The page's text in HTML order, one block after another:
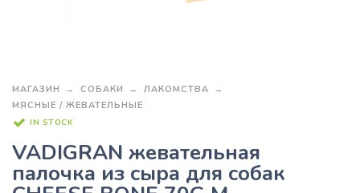
МАГАЗИН СОБАКИ
ЛАКОМСТВА
МЯСНЫЕ / ЖЕВАТЕЛЬНЫЕ
IN STOCK
VADIGRAN жевательная
палочка из сыра для собак